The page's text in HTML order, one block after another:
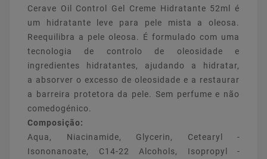
Cerave Oil Control Gel Creme Hidratante 52ml é
um hidratante leve para pele mista a oleosa.
Reequilibra a pele oleosa. É formulado com uma
tecnologia de controlo de oleosidade e
ingredientes hidratantes, ajudando a hidratar,
a absorver o excesso de oleosidade e a restaurar
a barreira protetora da pele. Sem perfume e não
comedogénico.
Composição:
Aqua, Niacinamide, Glycerin, Cetearyl ­
Isononanoate, C14-­22 ­Alcohols, Isopropyl ­